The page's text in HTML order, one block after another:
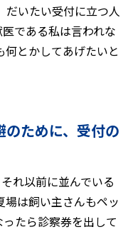
だいたい受付に立つ人
である私は言われな
とかしてあげたいと
ために、受付の
れ以前に並んでいる
は飼い主さんもペッ
たら診察券を出して